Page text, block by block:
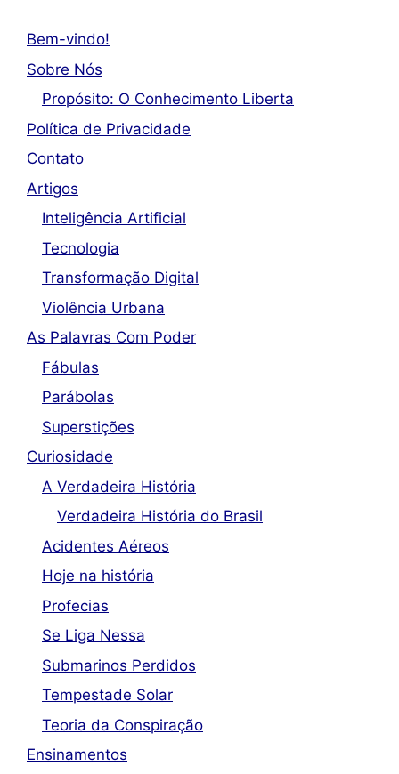
Bem-vindo!
Sobre Nós
Propósito: O Conhecimento Liberta
Política de Privacidade
Contato
Artigos
Inteligência Artificial
Tecnologia
Transformação Digital
Violência Urbana
As Palavras Com Poder
Fábulas
Parábolas
Superstições
Curiosidade
A Verdadeira História
Verdadeira História do Brasil
Acidentes Aéreos
Hoje na história
Profecias
Se Liga Nessa
Submarinos Perdidos
Tempestade Solar
Teoria da Conspiração
Ensinamentos